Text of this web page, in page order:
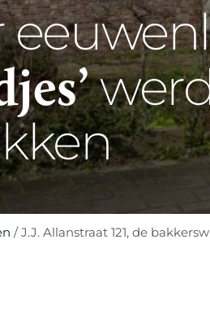
/J.J. Allanstraat 121, de